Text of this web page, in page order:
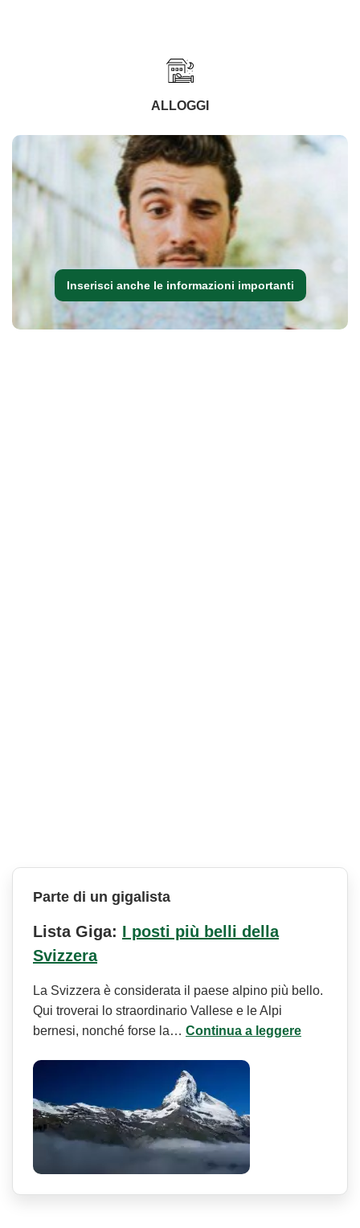
ALLOGGI
Inserisci anche le informazioni importanti
Parte di un gigalista
Lista Giga: I posti più belli della
Svizzera
La Svizzera è considerata il paese alpino più bello.
Qui troverai lo straordinario Vallese e le Alpi
bernesi, nonché forse la… Continua a leggere